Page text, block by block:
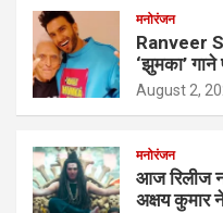
मनोरंजन
Ranveer
‘झुमका’
August 2,
मनोरंजन
आज रिलीज
अक्षय कुमार